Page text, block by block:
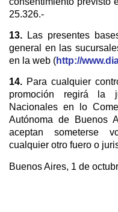
25.326.-
13. Las presentes
general en las
en la web (http://
14. Para cualquier
promoción regirá la
Nacionales en lo
Autónoma de Buenos
aceptan someterse
cualquier otro fuero o
Buenos Aires, 1 de